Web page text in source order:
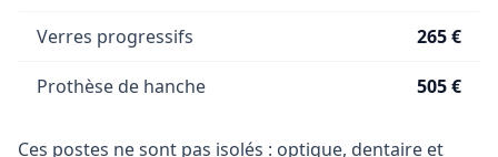
Verres progressifs 265 €
Prothèse de hanche 505 €
Ces postes ne sont pas isolés : optique, dentaire et